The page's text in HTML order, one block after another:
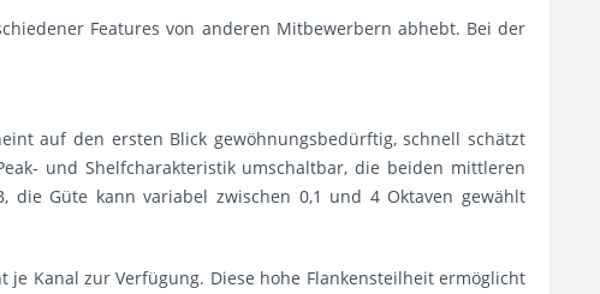
Features von anderen Mitbewerbern abhebt. Bei der
auf den ersten Blick gewöhnungsbedürftig, schnell schätzt
und Shelfcharakteristik umschaltbar, die beiden mittleren
die Güte kann variabel zwischen 0,1 und 4 Oktaven gewählt
Kanal zur Verfügung. Diese hohe Flankensteilheit ermöglicht